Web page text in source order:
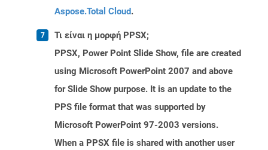
Aspose.Total Cloud.
Τι είναι η μορφή PPSX;
PPSX, Power Point Slide Show, file are created
using Microsoft PowerPoint 2007 and above
for Slide Show purpose. It is an update to the
PPS file format that was supported by
Microsoft PowerPoint 97-2003 versions.
When a PPSX file is shared with another user